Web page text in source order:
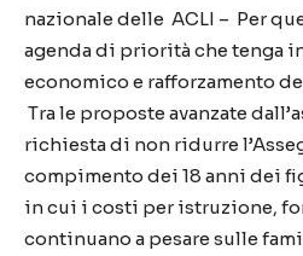
nazionale delle ACLI – Per
agenda di priorità che tenga
economico e rafforzamento
Tra le proposte avanzate
richiesta di non ridurre
compimento dei 18 anni dei
in cui i costi per istruzione,
continuano a pesare sulle